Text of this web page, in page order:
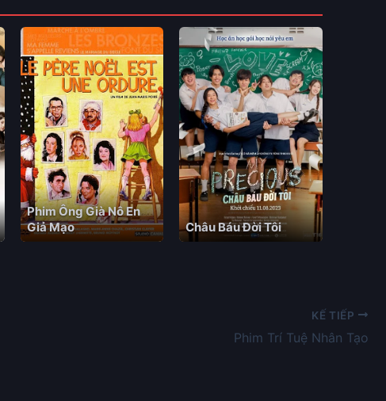
Phim Ông Già Nô En
Giả Mạo
Châu Báu Đời Tôi
KẾ TIẾP
Phim Trí Tuệ Nhân Tạo